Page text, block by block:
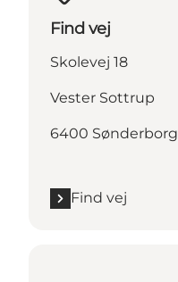
Find vej
Skolevej 18
Vester Sottrup
6400 Sønderborg
Find vej